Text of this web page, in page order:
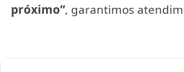
próximo”, garantimos